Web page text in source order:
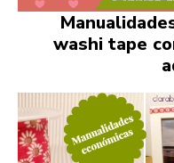
washi tape